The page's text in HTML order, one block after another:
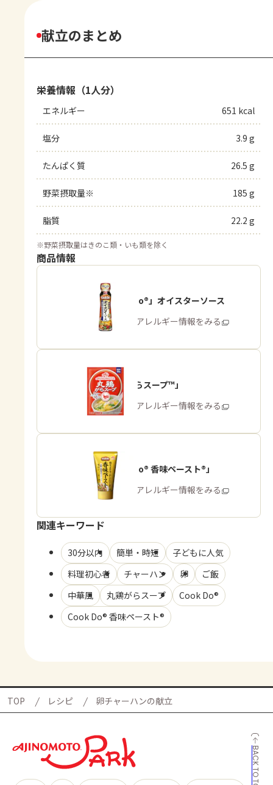
献立のまとめ
栄養情報（1人分）
エネルギー 651 kcal
塩分 3.9 g
たんぱく質 26.5 g
野菜摂取量※ 185 g
脂質 22.2 g
※野菜摂取量はきのこ類・いも類を除く
商品情報
「Cook Do®」オイスターソース
商品・アレルギー情報をみる
「丸鶏がらスープ™」
商品・アレルギー情報をみる
「Cook Do® 香味ペースト®」
商品・アレルギー情報をみる
関連キーワード
30分以内 簡単・時短
子どもに人気
料理初心者
チャーハン 卵
ご飯
中華風
丸鶏がらスープ
Cook Do®
Cook Do® 香味ペースト®
TOP レシピ 卵チャーハンの献立
BACK TO TOP